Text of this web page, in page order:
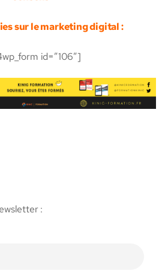
sur le marketing digital :
id=”106″]
: